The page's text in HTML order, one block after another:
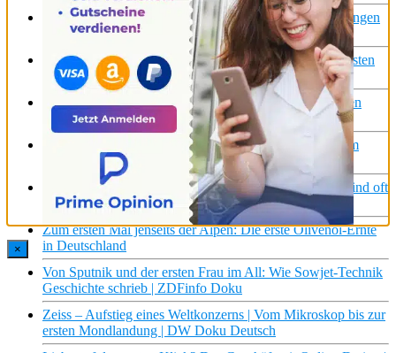
Young Peking: Schulalltag und die ersten Berufserfahrungen
in Chinas Hauptstadt
Die Geheimnisse der FRITZ!Box: Was macht sie zur ersten
Wahl für WLAN in deutschen Haushalten?
Bomberflugzeuge: Die dunkle Seite von Gotha im Ersten
Weltkrieg #history #weltkrieg #mdr #shorts
Kosmische Spurensuche: Was sind die ersten Objekte im
Universum? | Terra X Lesch & Co | Harald Lesch
Rund 16 Millionen Einsätze pro Jahr #Notfallsanitäter sind oft
die ersten #Lebensretter vor Ort
Zum ersten Mal jenseits der Alpen: Die erste Olivenöl-Ernte
in Deutschland
Von Sputnik und der ersten Frau im All: Wie Sowjet-Technik
Geschichte schrieb | ZDFinfo Doku
Zeiss – Aufstieg eines Weltkonzerns | Vom Mikroskop bis zur
ersten Mondlandung | DW Doku Deutsch
×